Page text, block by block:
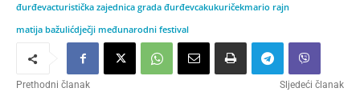
đurđevacturistička zajednica grada đurđevcakukuričekmario rajn
matija bažulićdječji međunarodni festival
Prethodni članak Sljedeći članak